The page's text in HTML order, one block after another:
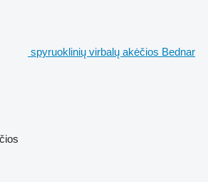
spyruoklinių virbalų akėčios Bednar